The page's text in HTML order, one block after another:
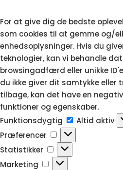
For at give dig de bedste
som cookies til at gemme og/
enhedsoplysninger. Hvis du
teknologier, kan vi behandle
browsingadfærd eller unikke
du ikke giver dit samtykke
tilbage, kan det have en
funktioner og egenskaber.
Funktionsdygtig
Altid aktiv
Præferencer
Præferencer
Statistikker
Statistikker
Marketing
Marketing